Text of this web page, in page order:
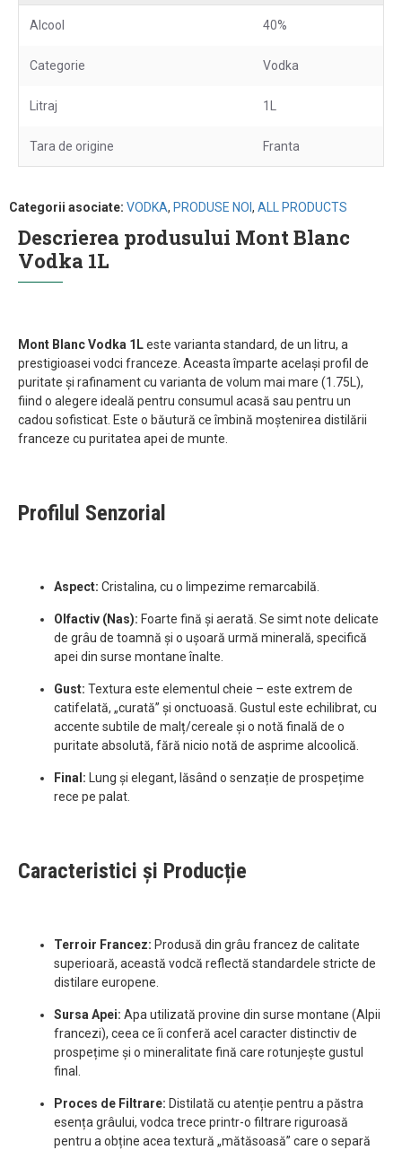
Alcool 40%
Categorie Vodka
Litraj 1L
Tara de origine Franta
Categorii asociate: VODKA, PRODUSE NOI , ALL PRODUCTS
Descrierea produsului Mont Blanc
Vodka 1L
Mont Blanc Vodka 1Leste varianta standard, de un litru, a
prestigioasei vodci franceze. Aceasta împarte același profil de
puritate și rafinament cu varianta de volum mai mare (1.75L),
fiind o alegere ideală pentru consumul acasă sau pentru un
cadou sofisticat. Este o băutură ce îmbină moștenirea distilării
franceze cu puritatea apei de munte.
Profilul Senzorial
Aspect: Cristalina, cu o limpezime remarcabilă.
Olfactiv (Nas): Foarte fină și aerată. Se simt note delicate
de grâu de toamnă și o ușoară urmă minerală, specifică
apei din surse montane înalte.
Gust: Textura este elementul cheie – este extrem de
catifelată, „curată” și onctuoasă. Gustul este echilibrat, cu
accente subtile de malț/cereale și o notă finală de o
puritate absolută, fără nicio notă de asprime alcoolică.
Final: Lung și elegant, lăsând o senzație de prospețime
rece pe palat.
Caracteristici și Producție
Terroir Francez: Produsă din grâu francez de calitate
superioară, această vodcă reflectă standardele stricte de
distilare europene.
Sursa Apei: Apa utilizată provine din surse montane (Alpii
francezi), ceea ce îi conferă acel caracter distinctiv de
prospețime și o mineralitate fină care rotunjește gustul
final.
Proces de Filtrare: Distilată cu atenție pentru a păstra
esența grâului, vodca trece printr-o filtrare riguroasă
pentru a obține acea textură „mătăsoasă” care o separă